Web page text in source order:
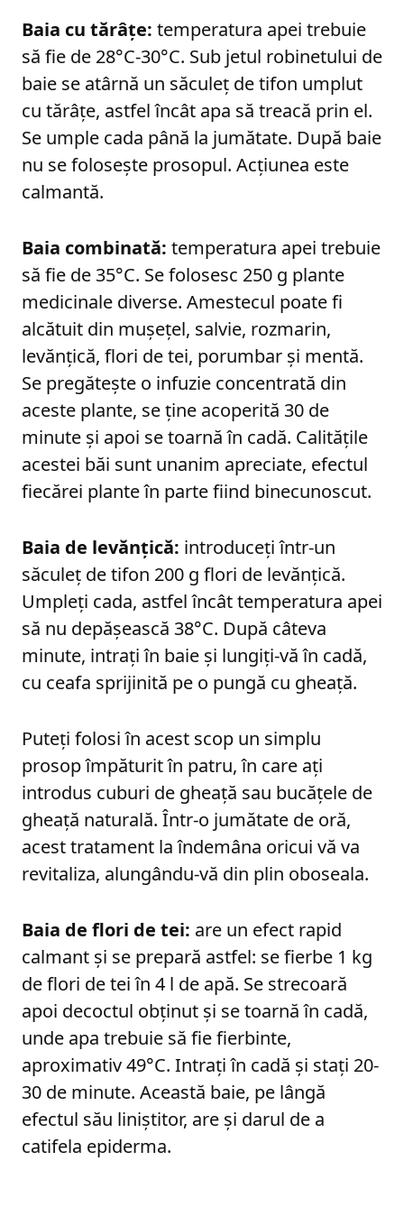
Baia cu tărâțe: temperatura apei trebuie
să fie de 28°C-30°C. Sub jetul robinetului de
baie se atârnă un săculeț de tifon umplut
cu tărâțe, astfel încât apa să treacă prin el.
Se umple cada până la jumătate. După baie
nu se folosește prosopul. Acțiunea este
calmantă.
Baia combinată: temperatura apei trebuie
să fie de 35°C. Se folosesc 250 g plante
medicinale diverse. Amestecul poate fi
alcătuit din mușețel, salvie, rozmarin,
levănțică, flori de tei, porumbar și mentă.
Se pregătește o infuzie concentrată din
aceste plante, se ține acoperită 30 de
minute și apoi se toarnă în cadă. Calitățile
acestei băi sunt unanim apreciate, efectul
fiecărei plante în parte fiind binecunoscut.
Baia de levănțică: introduceți într-un
săculeț de tifon 200 g flori de levănțică.
Umpleți cada, astfel încât temperatura apei
să nu depășească 38°C. După câteva
minute, intrați în baie și lungiți-vă în cadă,
cu ceafa sprijinită pe o pungă cu gheață.
Puteți folosi în acest scop un simplu
prosop împăturit în patru, în care ați
introdus cuburi de gheață sau bucățele de
gheață naturală. Într-o jumătate de oră,
acest tratament la îndemâna oricui vă va
revitaliza, alungându-vă din plin oboseala.
Baia de flori de tei: are un efect rapid
calmant și se prepară astfel: se fierbe 1 kg
de flori de tei în 4 l de apă. Se strecoară
apoi decoctul obținut și se toarnă în cadă,
unde apa trebuie să fie fierbinte,
aproximativ 49°C. Intrați în cadă și stați 20-
30 de minute. Această baie, pe lângă
efectul său liniștitor, are și darul de a
catifela epiderma.